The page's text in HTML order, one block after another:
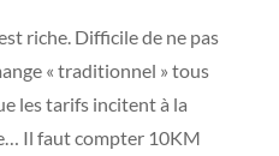
riche. Difficile de ne pas
« traditionnel » tous
les tarifs incitent à la
Il faut compter 10KM